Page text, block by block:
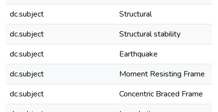
dc.subject
Structural
dc.subject
Structural stability
dc.subject
Earthquake
dc.subject
Moment Resisting Frame
dc.subject
Concentric Braced Frame